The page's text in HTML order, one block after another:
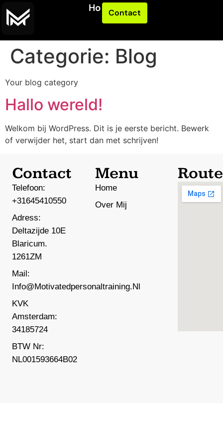
HomeContact
Categorie: Blog
Your blog category
Hallo wereld!
Welkom bij WordPress. Dit is je eerste bericht. Bewerk
of verwijder het, start dan met schrijven!
Contact
Telefoon:
+31645410550
Adress:
Deltazijde 10E
Blaricum.
1261ZM
Mail:
Info@motivatedpersonaltraining.nl
KVK
Amsterdam:
34185724
BTW Nr:
NL001593664B02
Menu
Home
Over Mij
Route